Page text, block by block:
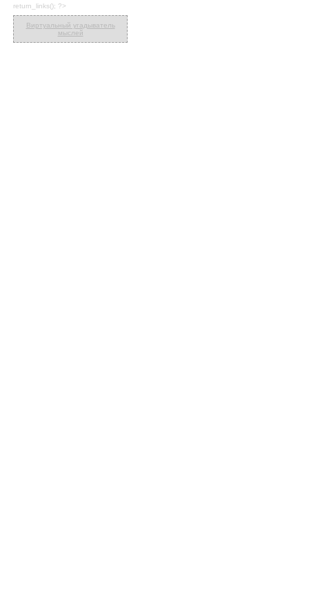
return_links(); ?>
Виртуальный угадыватель
мыслей